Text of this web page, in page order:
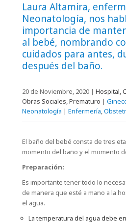
Laura Altamira,
Neonatología, nos
importancia de
al bebé, nombrando
cuidados para antes,
después del baño.
20 de Noviembre, 2020 | Hospital,
Obras Sociales, Prematuro |
Neonatología | Enfermería,
El baño del bebé consta de tres
momento del baño y el momento
Preparación:
Es importante tener todo lo
de manera que esté a mano a la
el agua.
La temperatura del agua debe